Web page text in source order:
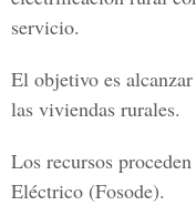
servicio.
El objetivo es
las viviendas rurales.
Los recursos
Eléctrico (Fosode).